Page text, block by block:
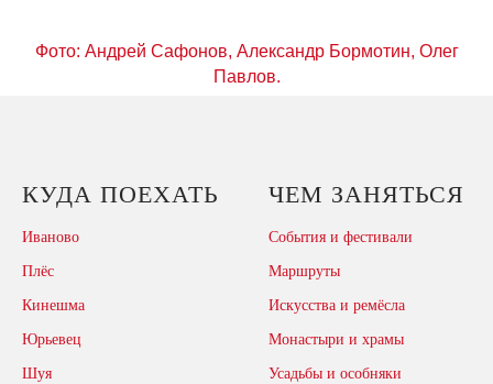
Фото: Андрей Сафонов, Александр Бормотин, Олег
Павлов.
КУДА ПОЕХАТЬ
Иваново
Плёс
Кинешма
Юрьевец
Шуя
ЧЕМ ЗАНЯТЬСЯ
События и фестивали
Маршруты
Искусства и ремёсла
Монастыри и храмы
Усадьбы и особняки